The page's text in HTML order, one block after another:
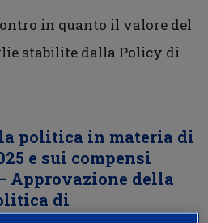
in quanto il valore del
stabilite dalla Policy di
politica in materia di
e sui compensi
Approvazione della
di